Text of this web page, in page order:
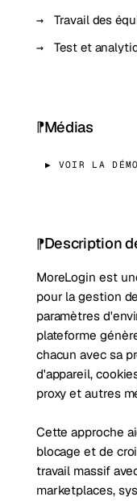
Travail des
Test et
Médias
▶ VOIR LA DÉMO
Description
MoreLogin est
pour la gestion
paramètres
plateforme
chacun avec sa
d'appareil,
proxy et autres
Cette approche
blocage et de
travail massif
marketplaces,